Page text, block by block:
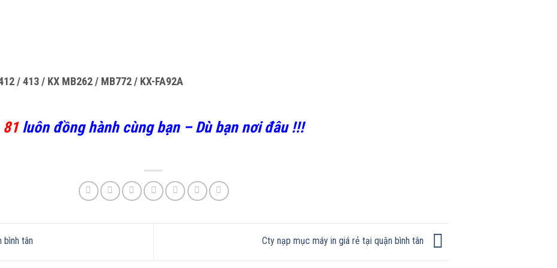
/ 413 / KX MB262 / MB772 / KX-FA92A
81luôn đồng hành cùng bạn – Dù bạn nơi đâu !!!
bình tân Cty nạp mục máy in giá rẻ tại quận bình tân